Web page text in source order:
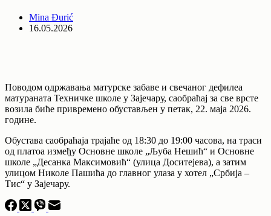
Mina Đurić
16.05.2026
Поводом одржавања матурске забаве и свечаног дефилеа
матураната Техничке школе у Зajeчару, саобраћај за све врсте
возила биће привремено обустављен у петак, 22. маја 2026.
године.
Обустава саобраћаја трајаће од 18:30 до 19:00 часова, на траси
од платоа између Основне школе „Љуба Нешић“ и Основне
школе „Десанка Максимовић“ (улица Доситејева), а затим
улицом Николе Пашића до главног улаза у хотел „Србија –
Тис“ у Зajeчару.